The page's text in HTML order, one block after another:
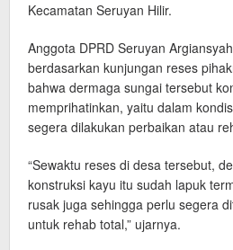
Kecamatan Seruyan Hilir.
Anggota DPRD Seruyan
berdasarkan kunjungan reses
bahwa dermaga sungai tersebut
memprihatinkan, yaitu dalam
segera dilakukan perbaikan atau
“Sewaktu reses di desa tersebut,
konstruksi kayu itu sudah lapuk
rusak juga sehingga perlu segera
untuk rehab total,” ujarnya.